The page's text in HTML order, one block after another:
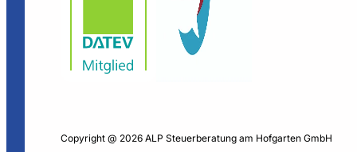
Copyright @ 2026 ALP Steuerberatung am Hofgarten GmbH